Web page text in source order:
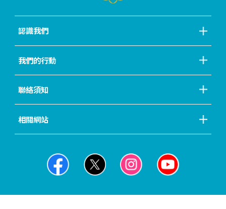
認識我們
我們的行動
聯絡須知
相關網站